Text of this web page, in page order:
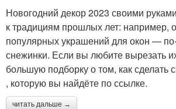
Новогодний декор 2023 своими
к традициям прошлых лет: например,
популярных украшений для окон —
снежинки. Если вы любите вырезать
большую подборку о том, как сделать
, которую вы найдёте по ссылке.
читать дальше →